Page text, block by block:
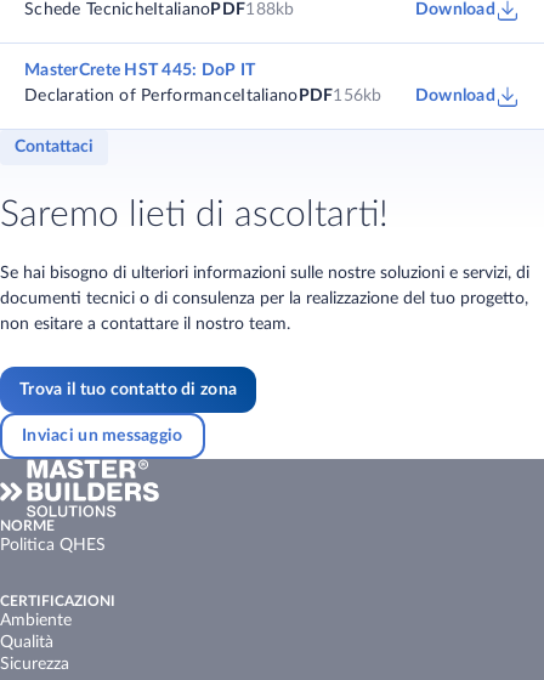
Schede Tecniche Italiano PDF188kb Download
MasterCrete HST 445: DoP IT
Declaration of Performance Italiano PDF156kb Download
Contattaci
Saremo lieti di ascoltarti!
Se hai bisogno di ulteriori informazioni sulle nostre soluzioni e servizi, di
documenti tecnici o di consulenza per la realizzazione del tuo progetto,
non esitare a contattare il nostro team.
Trova il tuo contatto di zona
Inviaci un messaggio
NORME
Politica QHES
CERTIFICAZIONI
Ambiente
Qualità
Sicurezza